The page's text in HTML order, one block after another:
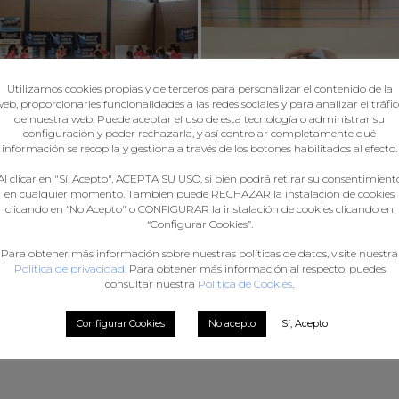
◄ 1 ... 8 9
Utilizamos cookies propias y de terceros para personalizar el contenido de la
proporcionarles funcionalidades a las redes sociales y para analizar el
de nuestra web. Puede aceptar el uso de esta tecnología o administrar su
configuración y poder rechazarla, y así controlar completamente qué
información se recopila y gestiona a través de los botones habilitados al efecto.
clicar en "Sí, Acepto", ACEPTA SU USO, si bien podrá retirar su
en cualquier momento. También puede RECHAZAR la instalación de cookies
clicando en “No Acepto" o CONFIGURAR la instalación de cookies clicando en
“Configurar Cookies”.
Para obtener más información sobre nuestras políticas de datos, visite nuestra
Política de privacidad. Para obtener más información al respecto, puedes
consultar nuestra Política de Cookies.
Configurar Cookies No acepto Sí, Acepto